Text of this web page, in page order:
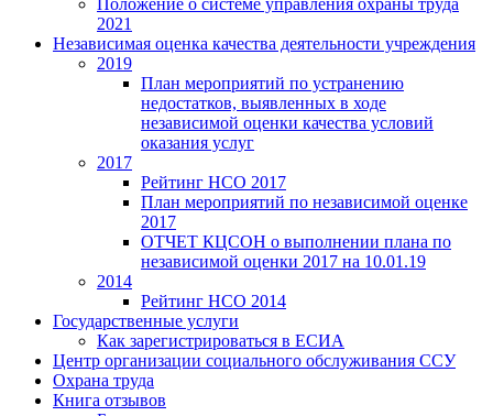
2021
Независимая оценка качества деятельности учреждения
2019
План мероприятий по устранению
недостатков, выявленных в ходе
независимой оценки качества условий
оказания услуг
2017
Рейтинг НСО 2017
План мероприятий по независимой оценке
2017
ОТЧЕТ КЦСОН о выполнении плана по
независимой оценки 2017 на 10.01.19
2014
Рейтинг НСО 2014
Государственные услуги
Как зарегистрироваться в ЕСИА
Центр организации социального обслуживания ССУ
Охрана труда
Книга отзывов